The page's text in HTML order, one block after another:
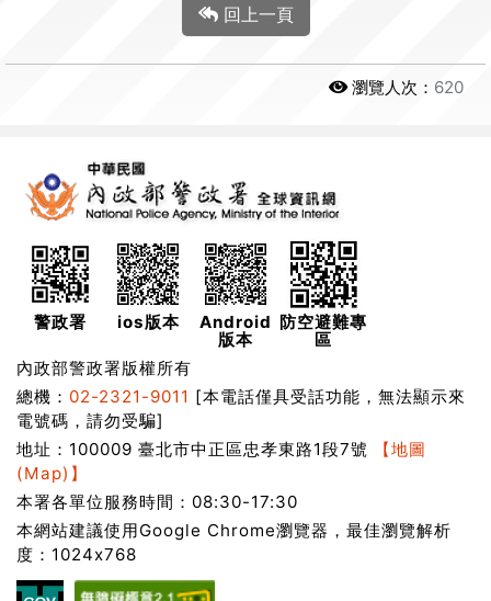
回上一頁
瀏覽人次： 620
警政署 ios版本
Android
版本
防空避難專
區
內政部警政署版權所有
總機： 02-2321-9011 [本電話僅具受話功能，無法顯示來
電號碼，請勿受騙]
地址：100009 臺北市中正區忠孝東路1段7號
【地圖
(Map)】
本署各單位服務時間：08:30-17:30
本網站建議使用Google Chrome瀏覽器，最佳瀏覽解析
度：1024x768